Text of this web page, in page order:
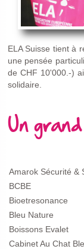
ELA Suisse tient à
une pensée
de CHF 10'000.-)
solidaire.
Un
Amarok Sécurité &
BCBE
Bioetresonance
Bleu Nature
Boissons Evalet
Cabinet Au Chat